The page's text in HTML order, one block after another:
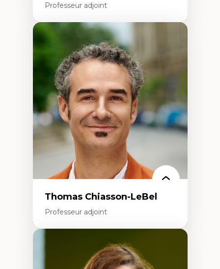
Professeur adjoint
Trajectoires migratoires
Migrations forcées
Études des frontières; Enjeux géopolitiques
des migrations
Politiques migratoires
Réfugiés
Demandeurs d’asile
Migrations irrégulières
Migrations temporaires
Migration et changement climatique
Migration et développement
Thomas Chiasson-LeBel
Professeur adjoint
Théories du développement
Économie politique comparée